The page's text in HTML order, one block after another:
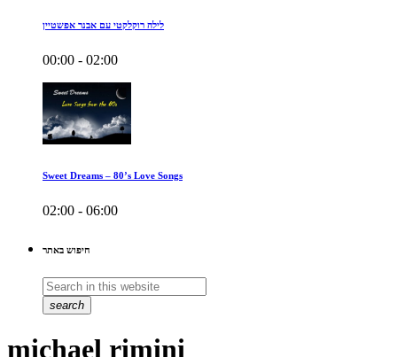
לילה רוקלקטי עם אבנר אפשטיין
00:00 - 02:00
Sweet Dreams – 80’s Love Songs
02:00 - 06:00
חיפוש באתר
search
michael rimini